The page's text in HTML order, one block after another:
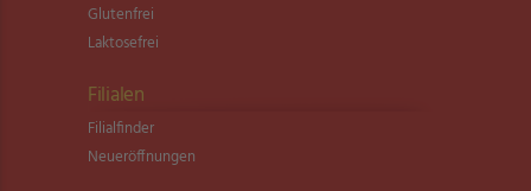
Glutenfrei
Laktosefrei
Filialen
Filialfinder
Neueröffnungen